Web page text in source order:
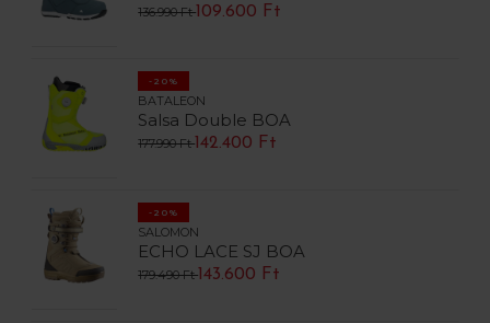
136.990 Ft 109.600 Ft
-20%
BATALEON
Salsa Double BOA
177.990 Ft 142.400 Ft
-20%
SALOMON
ECHO LACE SJ BOA
179.490 Ft 143.600 Ft